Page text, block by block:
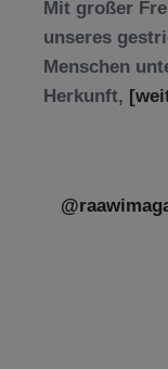
Mit großer
unseres
Menschen
Herkunft,